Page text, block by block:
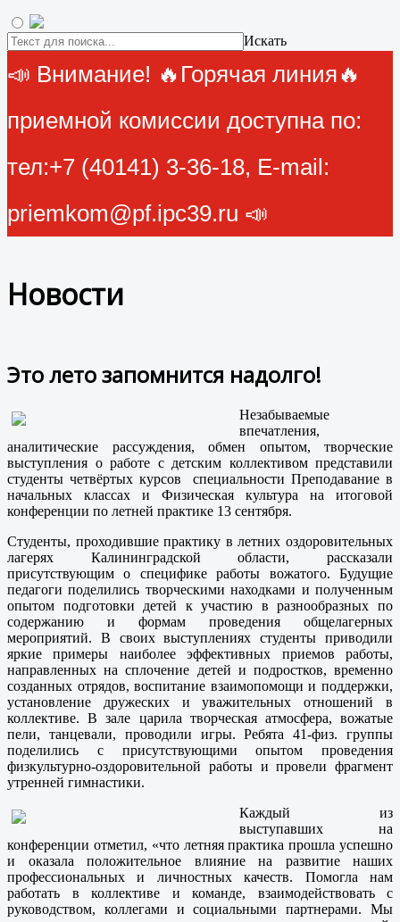
Искать
📣 Внимание! 🔥Горячая линия🔥
приемной комиссии доступна по:
тел:+7 (40141) 3-36-18, E-mail:
priemkom@pf.ipc39.ru 📣
Новости
Это лето запомнится надолго!
Незабываемые
впечатления,
аналитические рассуждения, обмен опытом, творческие
выступления о работе с детским коллективом представили
студенты четвёртых курсов специальности Преподавание в
начальных классах и Физическая культура на итоговой
конференции по летней практике 13 сентября.
Студенты, проходившие практику в летних оздоровительных
лагерях Калининградской области, рассказали
присутствующим о специфике работы вожатого. Будущие
педагоги поделились творческими находками и полученным
опытом подготовки детей к участию в разнообразных по
содержанию и формам проведения общелагерных
мероприятий. В своих выступлениях студенты приводили
яркие примеры наиболее эффективных приемов работы,
направленных на сплочение детей и подростков, временно
созданных отрядов, воспитание взаимопомощи и поддержки,
установление дружеских и уважительных отношений в
коллективе. В зале царила творческая атмосфера, вожатые
пели, танцевали, проводили игры. Ребята 41-физ. группы
поделились с присутствующими опытом проведения
физкультурно-оздоровительной работы и провели фрагмент
утренней гимнастики.
Каждый из
выступавших на
конференции отметил, «что летняя практика прошла успешно
и оказала положительное влияние на развитие наших
профессиональных и личностных качеств. Помогла нам
работать в коллективе и команде, взаимодействовать с
руководством, коллегами и социальными партнерами. Мы